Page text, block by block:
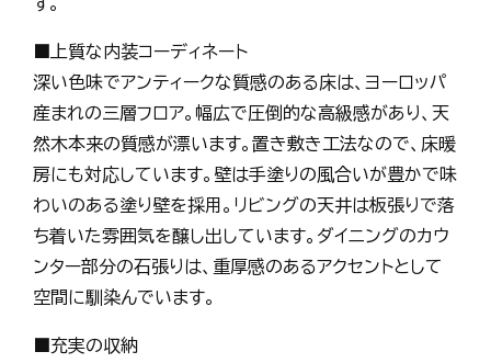
■上質な内装コーディネート
深い色味でアンティークな質感のある床は、ヨーロッパ
産まれの三層フロア。幅広で圧倒的な高級感があり、天
然木本来の質感が漂います。置き敷き工法なので、床暖
房にも対応しています。壁は手塗りの風合いが豊かで味
わいのある塗り壁を採用。リビングの天井は板張りで落
ち着いた雰囲気を醸し出しています。ダイニングのカウ
ンター部分の石張りは、重厚感のあるアクセントとして
空間に馴染んでいます。
■充実の収納